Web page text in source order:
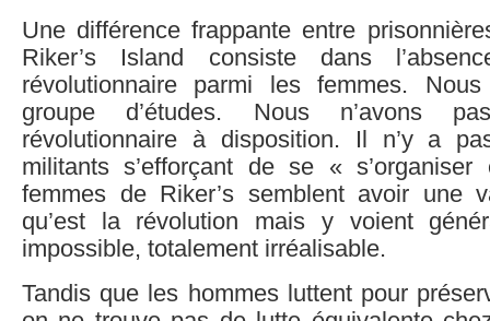
Une différence frappante entre
Riker’s Island consiste dans
révolutionnaire parmi les femmes.
groupe d’études. Nous n’avons
révolutionnaire à disposition. Il n’y a
militants s’efforçant de se «
femmes de Riker’s semblent avoir une
qu’est la révolution mais y voient
impossible, totalement irréalisable.
Tandis que les hommes luttent pour